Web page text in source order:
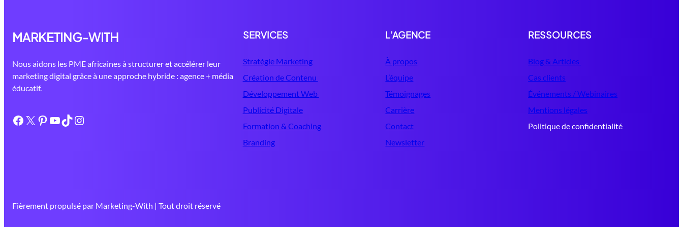
MARKETING-WITH
Nous aidons les PME africaines à structurer et accélérer leur
marketing digital grâce à une approche hybride : agence + média
éducatif.
Facebook X Pinterest YouTube TikTok Instagram
SERVICES
Stratégie Marketing
Création de Contenu
Développement Web
Publicité Digitale
Formation & Coaching
Branding
L’AGENCE
À propos
L’équipe
Témoignages
Carrière
Contact
Newsletter
RESSOURCES
Blog & Articles
Cas clients
Événements / Webinaires
Mentions légales
Politique de confidentialité
Fièrement propulsé par Marketing-With | Tout droit réservé